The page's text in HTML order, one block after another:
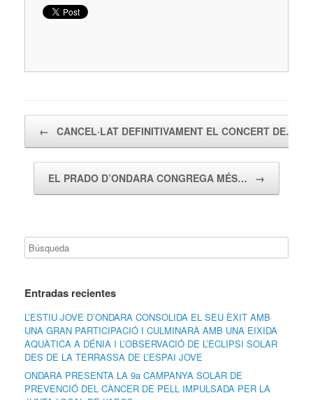
← CANCEL·LAT DEFINITIVAMENT EL CONCERT DE…
EL PRADO D’ONDARA CONGREGA MÉS… →
Entradas recientes
L’ESTIU JOVE D’ONDARA CONSOLIDA EL SEU ÈXIT AMB
UNA GRAN PARTICIPACIÓ I CULMINARÀ AMB UNA EIXIDA
AQUÀTICA A DÉNIA I L’OBSERVACIÓ DE L’ECLIPSI SOLAR
DES DE LA TERRASSA DE L’ESPAI JOVE
ONDARA PRESENTA LA 9a CAMPANYA SOLAR DE
PREVENCIÓ DEL CÀNCER DE PELL IMPULSADA PER LA